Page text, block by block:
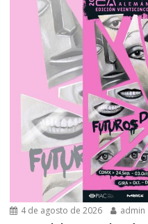
4 de agosto de 2026 admin